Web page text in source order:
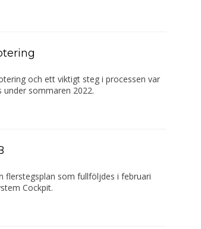
och ett viktigt steg i processen var
sommaren 2022.
flerstegsplan som fullföljdes i februari
Cockpit.